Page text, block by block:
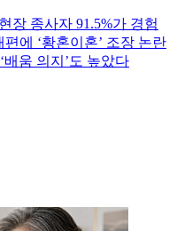
장 종사자 91.5%가 경험
편에 ‘황혼이혼’ 조장 논란
움 의지’도 높았다